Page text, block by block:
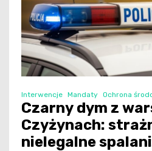
Interwencje Mandaty Ochrona
Czarny dym z
Czyżynach:
nielegalne